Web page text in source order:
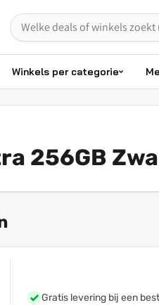
Winkels per categorie
256GB
Gratis levering bij een